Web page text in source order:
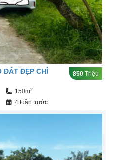
ĐẤT ĐẸP CHỈ
850 Triệu
150m2
4 tuần trước